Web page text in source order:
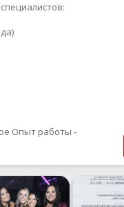
Опыт работы -